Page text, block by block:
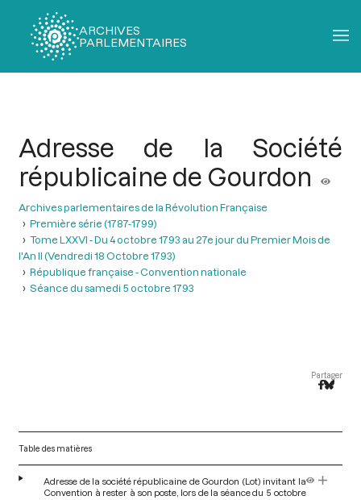
ARCHIVES
PARLEMENTAIRES
Adresse de la Société
républicaine de Gourdon
Archives parlementaires de la Révolution Française
Première série (1787-1799)
Tome LXXVI - Du 4 octobre 1793 au 27e jour du Premier Mois de
l'An II (Vendredi 18 Octobre 1793)
République française - Convention nationale
Séance du samedi 5 octobre 1793
Partager
Table des matières
Adresse de la société républicaine de Gourdon (Lot) invitant la
Convention à rester à son poste, lors de la séance du 5 octobre